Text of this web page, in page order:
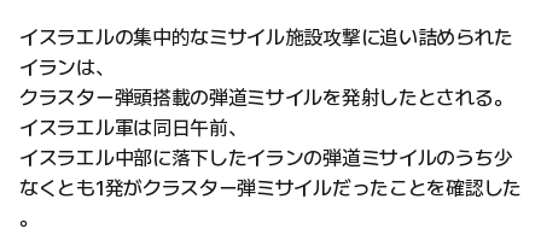
イスラエルの集中的なミサイル施設攻撃に追い詰められた
イランは、
クラスター弾頭搭載の弾道ミサイルを発射したとされる。
イスラエル軍は同日午前、
イスラエル中部に落下したイランの弾道ミサイルのうち少
なくとも1発がクラスター弾ミサイルだったことを確認した
。